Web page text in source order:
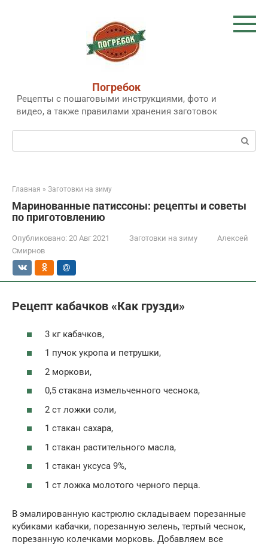
Погребок
Рецепты с пошаговыми инструкциями, фото и
видео, а также правилами хранения заготовок
Поиск:
Главная » Заготовки на зиму
Маринованные патиссоны: рецепты и советы
по приготовлению
Опубликовано: 20 Авг 2021 Заготовки на зиму
Алексей
Смирнов
Рецепт кабачков «Как грузди»
3 кг кабачков,
1 пучок укропа и петрушки,
2 моркови,
0,5 стакана измельченного чеснока,
2 ст ложки соли,
1 стакан сахара,
1 стакан растительного масла,
1 стакан уксуса 9%,
1 ст ложка молотого черного перца.
В эмалированную кастрюлю складываем порезанные
кубиками кабачки, порезанную зелень, тертый чеснок,
порезанную колечками морковь. Добавляем все